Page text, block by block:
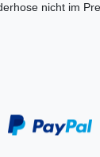
nicht im